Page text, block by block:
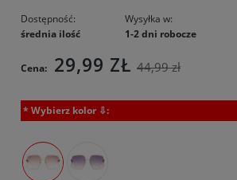
Dostępność:
średnia ilość
Wysyłka w:
1-2 dni robocze
Cena: 29,99 ZŁ 44,99 zł
* Wybierz kolor ⇩: